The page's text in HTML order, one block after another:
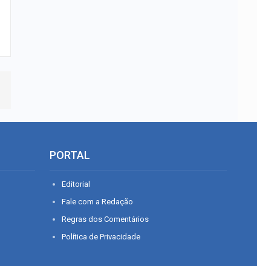
PORTAL
Editorial
Fale com a Redação
Regras dos Comentários
Política de Privacidade